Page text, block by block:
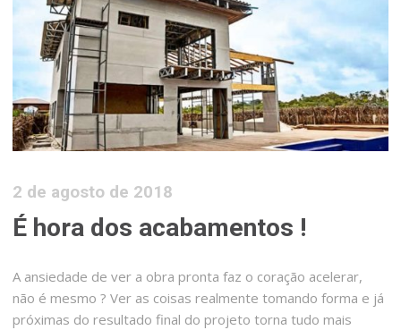
2 de agosto de 2018
É hora dos acabamentos !
A ansiedade de ver a obra pronta faz o coração acelerar,
não é mesmo ? Ver as coisas realmente tomando forma e já
próximas do resultado final do projeto torna tudo mais